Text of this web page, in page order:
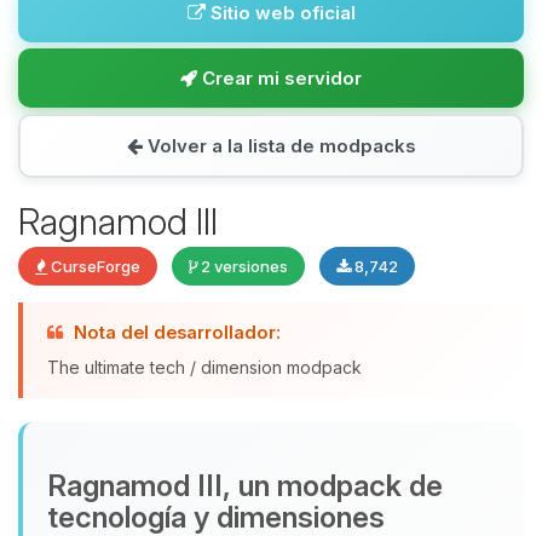
Sitio web oficial
Crear mi servidor
Volver a la lista de modpacks
Ragnamod III
CurseForge 2 versiones 8,742
Nota del desarrollador:
The ultimate tech / dimension modpack
Ragnamod III, un modpack de
tecnología y dimensiones
Yupi, por fin alguien con quien
hablar! Soy Choupy, tu pequeno
09/08/2026 15:51